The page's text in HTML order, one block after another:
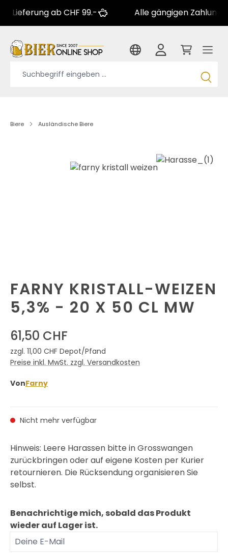
ab CHF 99.- Alle gängigen Zahlungsarten
Biere Ausländische Biere
FARNY KRISTALL-WEIZEN
5,3% - 20 X 50 CL MW
61,50 CHF
zzgl. 11,00 CHF Depot/Pfand
Preise inkl. MwSt. zzgl. Versandkosten
VonFarny
Nicht mehr verfügbar
Hinweis: Leere Harassen bitte in Grosswangen
zurückbringen oder auf eigene Kosten per Kurier
retournieren. Die Rücksendung organisieren Sie
selbst.
Benachrichtige mich, sobald das Produkt
wieder auf Lager ist.
Deine E-Mail